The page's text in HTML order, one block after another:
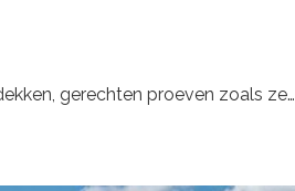
gerechten proeven zoals ze…